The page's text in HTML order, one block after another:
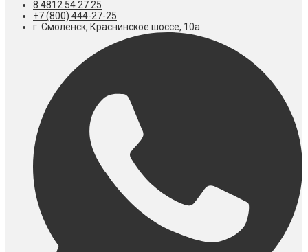
8 4812 54 27 25
+7 (800) 444-27-25
г. Смоленск, Краснинское шоссе, 10а